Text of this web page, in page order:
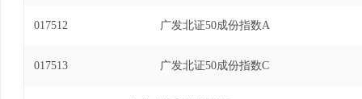
017512 广发北证50成份指数A
017513 广发北证50成份指数C